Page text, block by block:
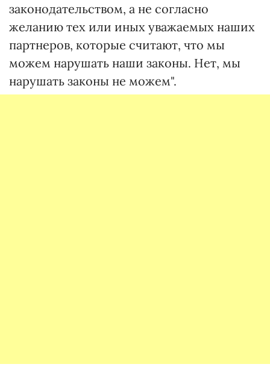
законодательством, а не согласно
желанию тех или иных уважаемых наших
партнеров, которые считают, что мы
можем нарушать наши законы. Нет, мы
нарушать законы не можем".